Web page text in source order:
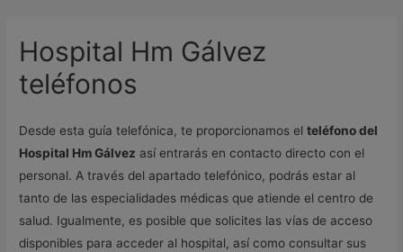
Hospital Hm Gálvez
teléfonos
Desde esta guía telefónica, te proporcionamos elteléfono del
Hospital Hm Gálvez así entrarás en contacto directo con el
personal. A través del apartado telefónico, podrás estar al
tanto de las especialidades médicas que atiende el centro de
salud. Igualmente, es posible que solicites las vías de acceso
disponibles para acceder al hospital, así como consultar sus